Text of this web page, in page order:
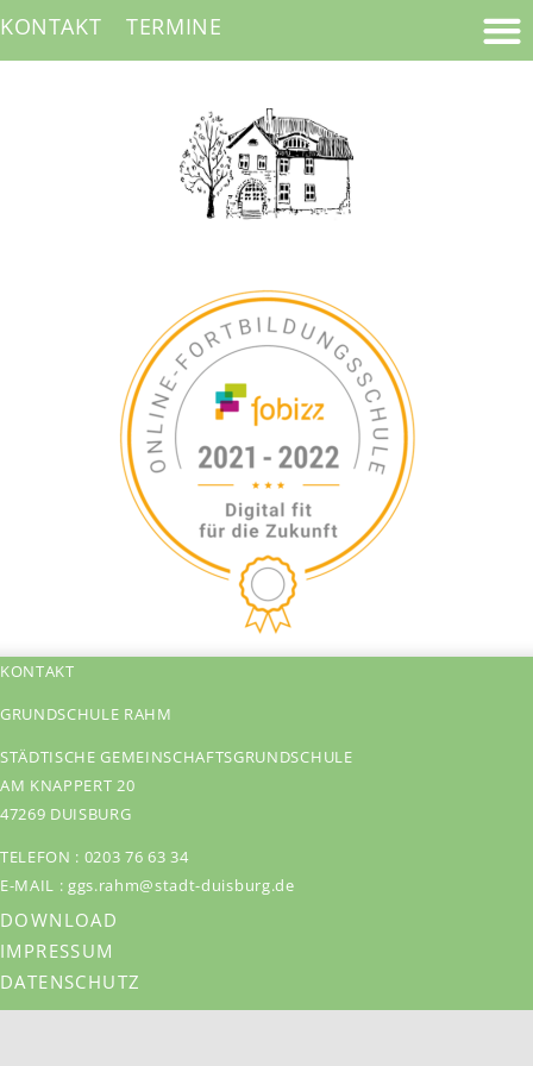
KONTAKT TERMINE
KONTAKT
GRUNDSCHULE RAHM
STÄDTISCHE GEMEINSCHAFTSGRUNDSCHULE
AM KNAPPERT 20
47269 DUISBURG
TELEFON : 0203 76 63 34
E-MAIL :ggs.rahm@stadt-duisburg.de
DOWNLOAD
IMPRESSUM
DATENSCHUTZ